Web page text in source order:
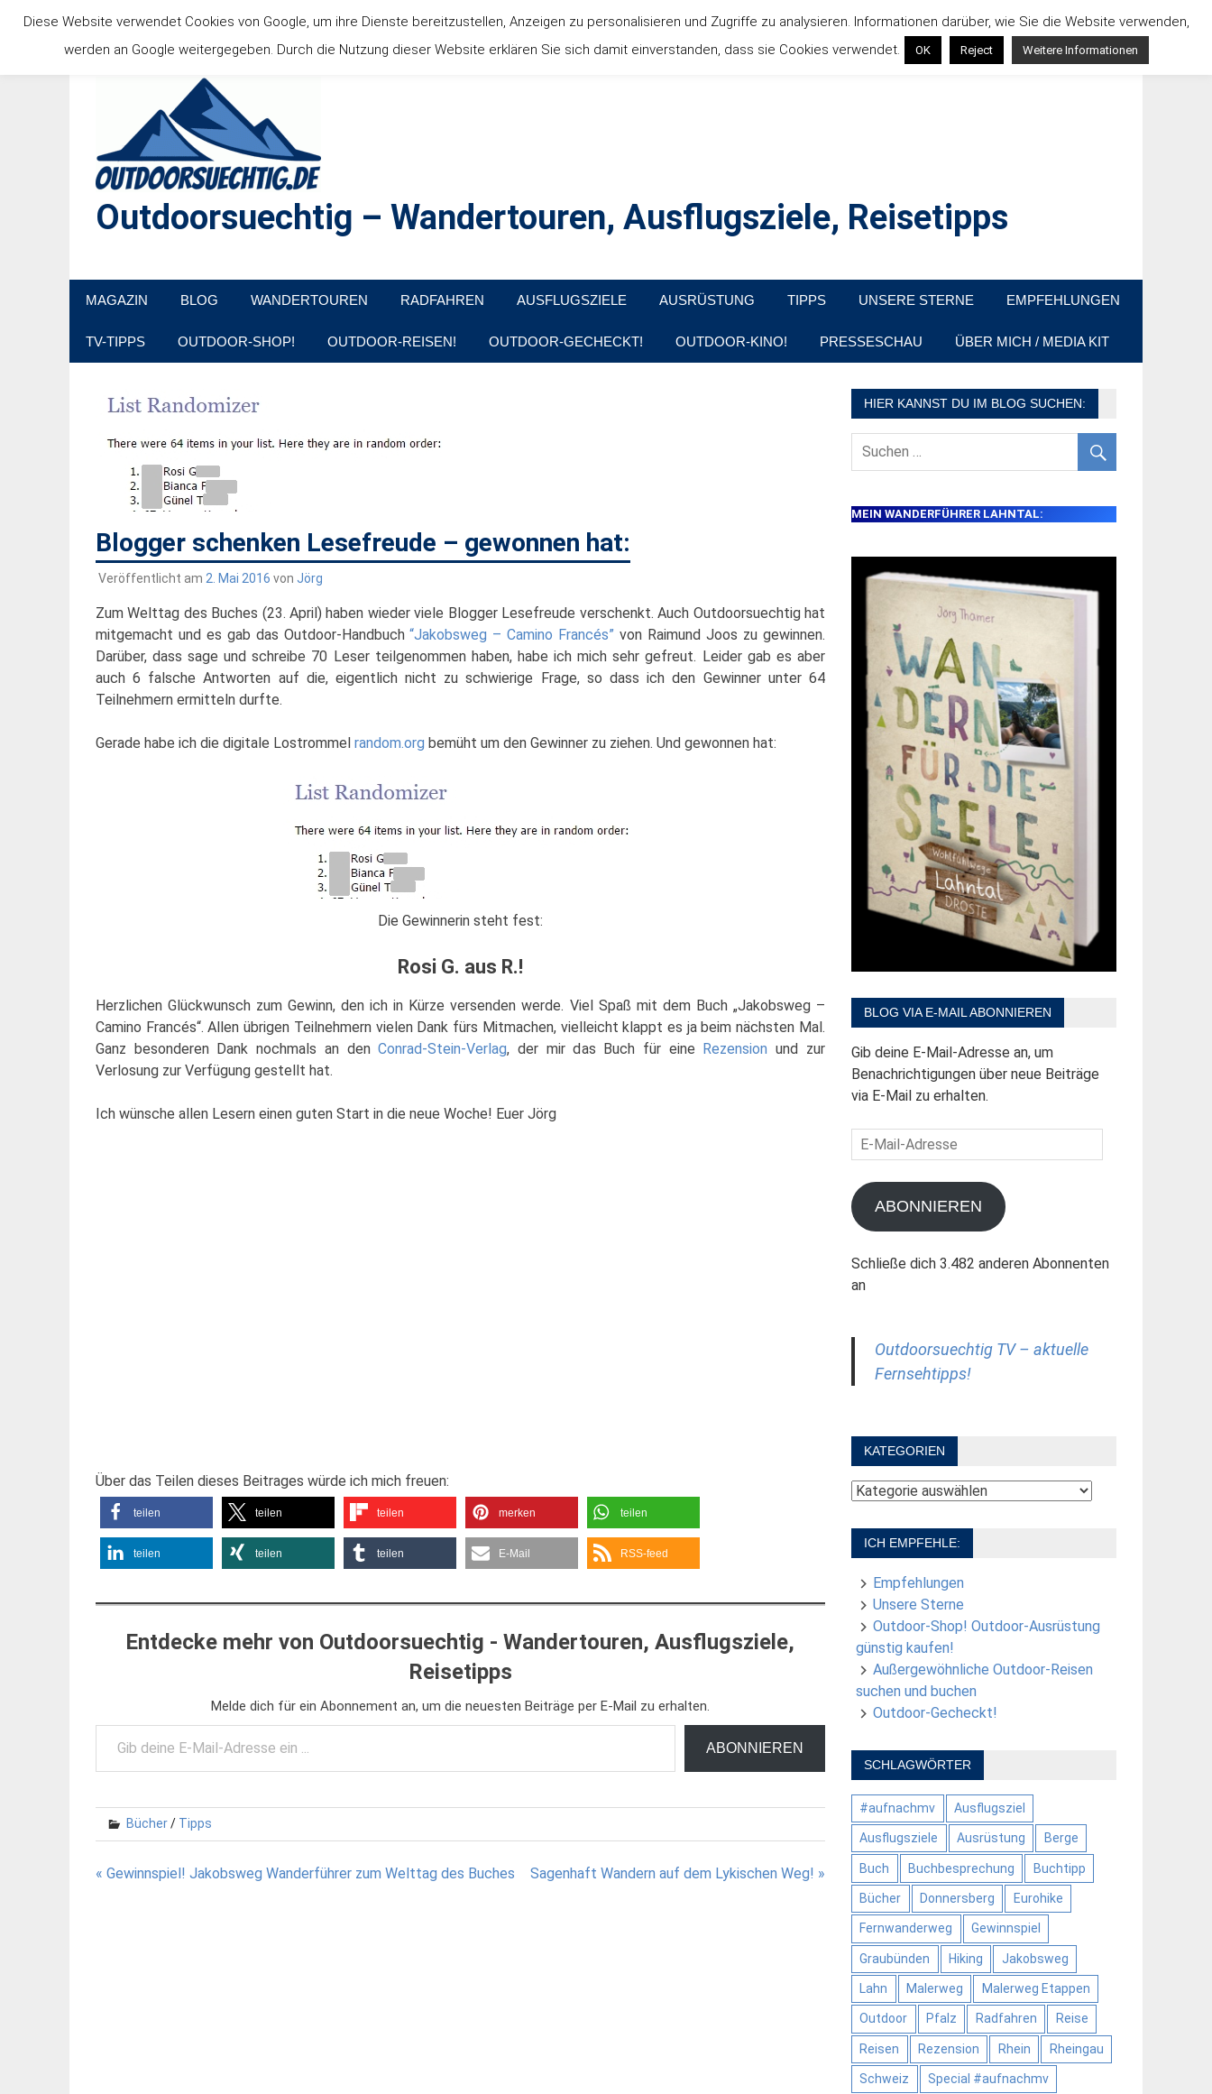
Inhalt
springen
Outdoorsuechtig – Wandertouren, Ausflugsziele, Reisetipps
MAGAZIN BLOG WANDERTOUREN RADFAHREN AUSFLUGSZIELE AUSRÜSTUNG TIPPS UNSERE STERNE EMPFEHLUNGEN
TV-TIPPS OUTDOOR-SHOP! OUTDOOR-REISEN! OUTDOOR-GECHECKT! OUTDOOR-KINO! PRESSESCHAU ÜBER MICH / MEDIA KIT
Blogger schenken Lesefreude – gewonnen hat:
Veröffentlicht am 2. Mai 2016 von Jörg
Zum Welttag des Buches (23. April) haben wieder viele Blogger Lesefreude verschenkt. Auch Outdoorsuechtig hat
mitgemacht und es gab das Outdoor-Handbuch“Jakobsweg – Camino Francés” von Raimund Joos zu gewinnen.
Darüber, dass sage und schreibe 70 Leser teilgenommen haben, habe ich mich sehr gefreut. Leider gab es aber
auch 6 falsche Antworten auf die, eigentlich nicht zu schwierige Frage, so dass ich den Gewinner unter 64
Teilnehmern ermitteln durfte.
Gerade habe ich die digitale Lostrommel random.org bemüht um den Gewinner zu ziehen. Und gewonnen hat:
Die Gewinnerin steht fest:
Rosi G. aus R.!
Herzlichen Glückwunsch zum Gewinn, den ich in Kürze versenden werde. Viel Spaß mit dem Buch „Jakobsweg –
Camino Francés“. Allen übrigen Teilnehmern vielen Dank fürs Mitmachen, vielleicht klappt es ja beim nächsten Mal.
Ganz besonderen Dank nochmals an denConrad-Stein-Verlag, der mir das Buch für eine Rezension und zur
Verlosung zur Verfügung gestellt hat.
Ich wünsche allen Lesern einen guten Start in die neue Woche! Euer Jörg
Über das Teilen dieses Beitrages würde ich mich freuen:
teilen teilen teilen merken teilen
teilen teilen teilen E-Mail RSS-feed
Entdecke mehr von Outdoorsuechtig - Wandertouren, Ausflugsziele,
Reisetipps
Melde dich für ein Abonnement an, um die neuesten Beiträge per E-Mail zu erhalten.
Gib deine E-Mail-Adresse ein ...
ABONNIEREN
Bücher/ Tipps
Beitragsnavigation
« Gewinnspiel! Jakobsweg Wanderführer zum Welttag des Buches Sagenhaft Wandern auf dem Lykischen Weg! »
HIER KANNST DU IM BLOG SUCHEN:
MEIN WANDERFÜHRER LAHNTAL:
BLOG VIA E-MAIL ABONNIEREN
Gib deine E-Mail-Adresse an, um
Benachrichtigungen über neue Beiträge
via E-Mail zu erhalten.
E-
Mail-
Adresse
ABONNIEREN
Schließe dich 3.482 anderen Abonnenten
an
Outdoorsuechtig TV – aktuelle
Fernsehtipps!
KATEGORIEN
Kategorien
ICH EMPFEHLE:
Empfehlungen
Unsere Sterne
Outdoor-Shop! Outdoor-Ausrüstung
günstig kaufen!
Außergewöhnliche Outdoor-Reisen
suchen und buchen
Outdoor-Gecheckt!
SCHLAGWÖRTER
#aufnachmv Ausflugsziel
Ausflugsziele Ausrüstung Berge
Buch Buchbesprechung Buchtipp
Bücher Donnersberg Eurohike
Fernwanderweg Gewinnspiel
Graubünden Hiking Jakobsweg
Lahn Malerweg Malerweg Etappen
Outdoor Pfalz Radfahren Reise
Reisen Rezension Rhein Rheingau
Schweiz Special #aufnachmv
Diese Website verwendet Cookies von Google, um ihre Dienste bereitzustellen, Anzeigen zu personalisieren und Zugriffe zu analysieren. Informationen darüber, wie Sie die Website verwenden,
werden an Google weitergegeben. Durch die Nutzung dieser Website erklären Sie sich damit einverstanden, dass sie Cookies verwendet.
OK Reject Weitere Informationen